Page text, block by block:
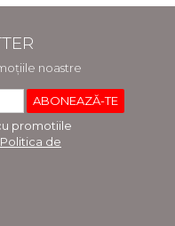
noastre
promotiile
Politica de